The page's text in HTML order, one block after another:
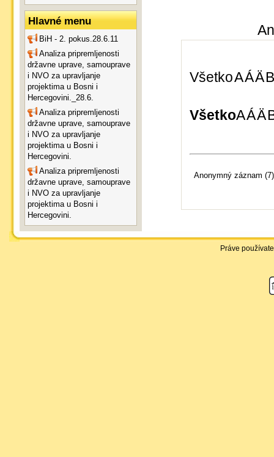
VšetkoAÁÄB
VšetkoAÁÄ
Anonymný záznam (7)
Hlavné menu
BiH - 2. pokus.28.6.11
Analiza pripremljenosti
državne uprave, samouprave
i NVO za upravljanje
projektima u Bosni i
Hercegovini._28.6.
Analiza pripremljenosti
državne uprave, samouprave
i NVO za upravljanje
projektima u Bosni i
Hercegovini.
Analiza pripremljenosti
državne uprave, samouprave
i NVO za upravljanje
projektima u Bosni i
Hercegovini.
Práve